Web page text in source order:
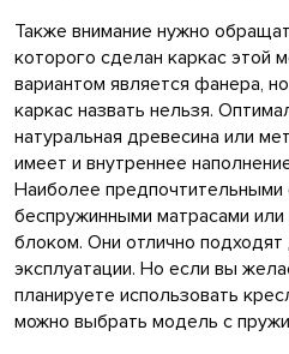
Также внимание нужно
которого сделан каркас этой
вариантом является фанера,
каркас назвать нельзя.
натуральная древесина или
имеет и внутреннее
Наиболее предпочтительными
беспружинными матрасами
блоком. Они отлично подходят
эксплуатации. Но если вы
планируете использовать
можно выбрать модель с